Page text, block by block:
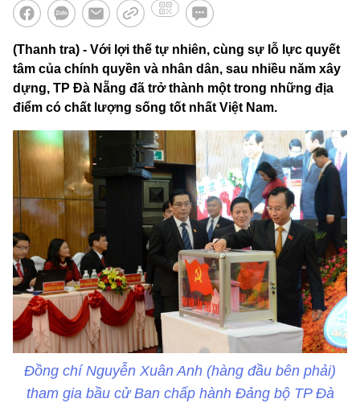
(Thanh tra) - Với lợi thế tự nhiên, cùng sự lỗ lực quyết
tâm của chính quyền và nhân dân, sau nhiều năm xây
dựng, TP Đà Nẵng đã trở thành một trong những địa
điểm có chất lượng sống tốt nhất Việt Nam.
Đồng chí Nguyễn Xuân Anh (hàng đầu bên phải)
tham gia bầu cử Ban chấp hành Đảng bộ TP Đà